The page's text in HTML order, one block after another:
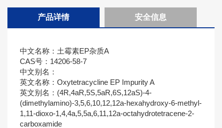
产品详情 安全信息
中文名称：土霉素EP杂质A
CAS号：14206-58-7
中文别名：
英文名称：Oxytetracycline EP Impurity A
英文别名：(4R,4aR,5S,5aR,6S,12aS)-4-
(dimethylamino)-3,5,6,10,12,12a-hexahydroxy-6-methyl-
1,11-dioxo-1,4,4a,5,5a,6,11,12a-octahydrotetracene-2-
carboxamide